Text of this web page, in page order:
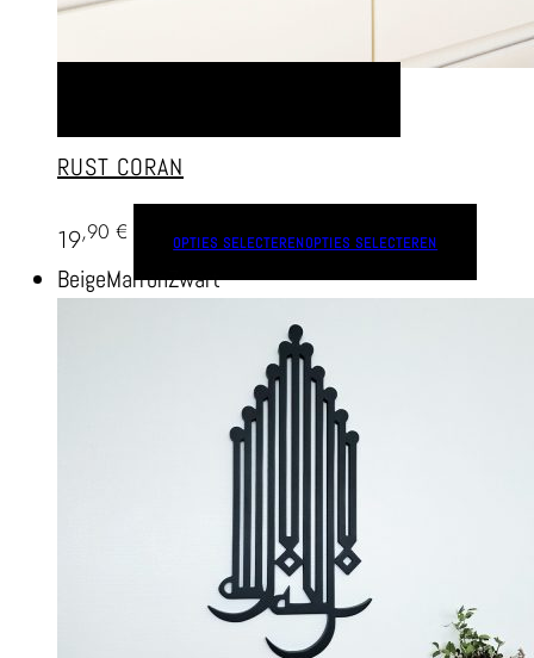
RUST CORAN
19,90 € OPTIES SELECTERENOPTIES SELECTEREN
BeigeMarronZwart